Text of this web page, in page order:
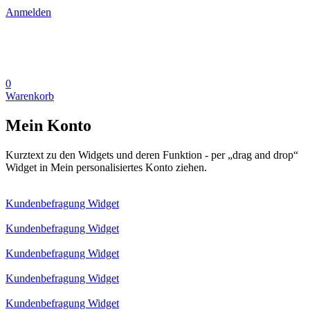
Anmelden
0
Warenkorb
Mein Konto
Kurztext zu den Widgets und deren Funktion - per „drag and drop“
Widget in Mein personalisiertes Konto ziehen.
Kundenbefragung Widget
Kundenbefragung Widget
Kundenbefragung Widget
Kundenbefragung Widget
Kundenbefragung Widget